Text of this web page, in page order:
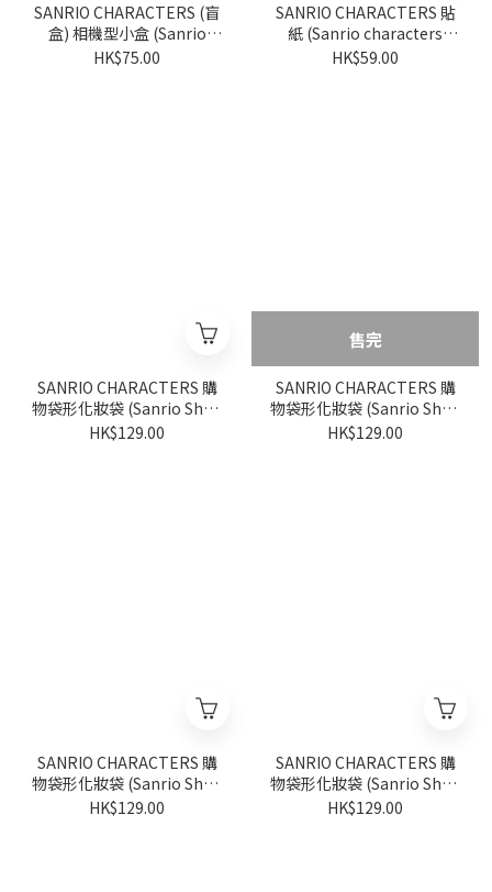
SANRIO CHARACTERS (盲
盒) 相機型小盒 (Sanrio
characters Vivitix 系列) (隨
HK$75.00
SANRIO CHARACTERS 貼
紙 (Sanrio characters
Vivitix 系列)
HK$59.00
SANRIO CHARACTERS 購
物袋形化妝袋 (Sanrio Shop
週年系列)
HK$129.00
售完
SANRIO CHARACTERS 購
物袋形化妝袋 (Sanrio Shop
週年系列)
HK$129.00
SANRIO CHARACTERS 購
物袋形化妝袋 (Sanrio Shop
週年系列)
HK$129.00
SANRIO CHARACTERS 購
物袋形化妝袋 (Sanrio Shop
週年系列)
HK$129.00